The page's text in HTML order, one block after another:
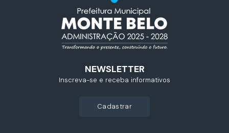
NEWSLETTER
Inscreva-se e receba informativos
cadastrar